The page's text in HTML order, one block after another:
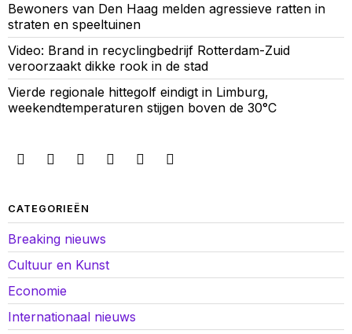
Bewoners van Den Haag melden agressieve ratten in
straten en speeltuinen
Video: Brand in recyclingbedrijf Rotterdam-Zuid
veroorzaakt dikke rook in de stad
Vierde regionale hittegolf eindigt in Limburg,
weekendtemperaturen stijgen boven de 30°C
CATEGORIEËN
Breaking nieuws
Cultuur en Kunst
Economie
Internationaal nieuws